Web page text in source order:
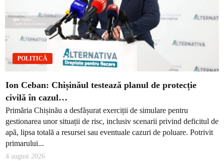
POLITICĂ
Ion Ceban: Chișinăul testează planul de protecție
civilă în cazul…
Primăria Chișinău a desfășurat exerciții de simulare pentru
gestionarea unor situații de risc, inclusiv scenarii privind deficitul de
apă, lipsa totală a resursei sau eventuale cazuri de poluare. Potrivit
primarului...
4 august 2026